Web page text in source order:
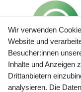
Preisangaben inkl.
Versandkosten
Wir verwenden
Website und
Besucher:innen
Inhalte und Anzeigen
Drittanbietern
analysieren. Die